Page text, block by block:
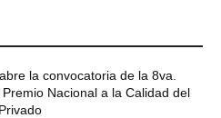
la convocatoria de la 8va.
Premio Nacional a la Calidad del